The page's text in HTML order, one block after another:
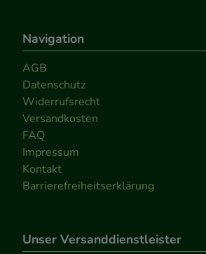
Navigation
AGB
Datenschutz
Widerrufsrecht
Versandkosten
FAQ
Impressum
Kontakt
Barrierefreiheitserklärung
Unser Versanddienstleister